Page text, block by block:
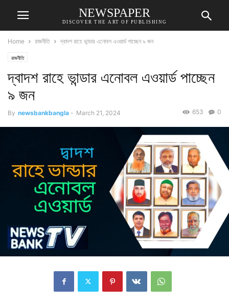
NEWSPAPER
DISCOVER THE ART OF PUBLISHING
Home রাজনীতি দ্বাদশ রাহে ভান্ডার এনোবল এওয়ার্ড পাচ্ছেন ৯ জন
রাজনীতি
দ্বাদশ রাহে ভান্ডার এনোবল এওয়ার্ড পাচ্ছেন
৯ জন
By newsbankbangla - March 21, 2024 0
653